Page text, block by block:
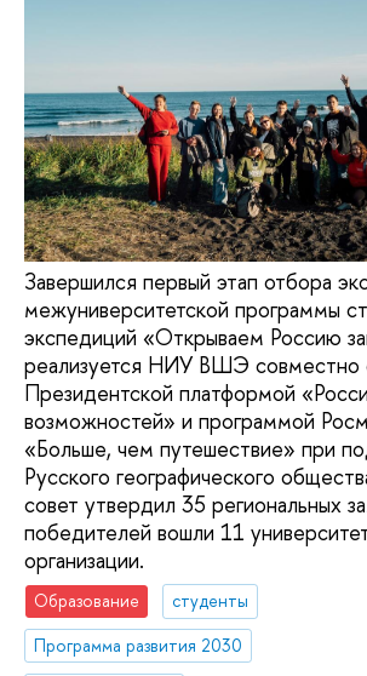
Завершился первый этап отбора
межуниверситетской программы
экспедиций «Открываем Россию
реализуется НИУ ВШЭ совместно
Президентской платформой
возможностей» и программой
«Больше, чем путешествие» при
Русского географического
совет утвердил 35 региональных
победителей вошли 11
организации.
Образование
студенты
Программа развития 2030